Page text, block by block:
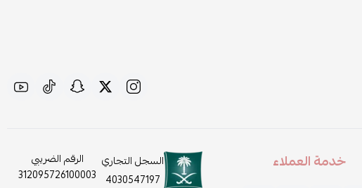
خدمة العملاء
السجل التجاري
4030547197
الرقم الضريبي
312095726100003